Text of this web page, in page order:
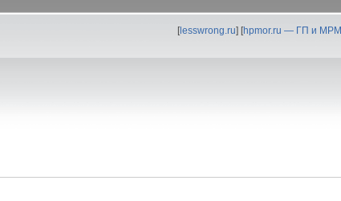
[lesswrong.ru] [hpmor.ru — ГП и МРМ